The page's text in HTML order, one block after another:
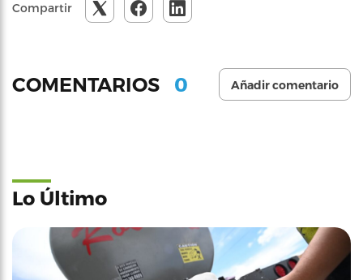
Compartir
COMENTARIOS 0 Añadir comentario
Lo Último